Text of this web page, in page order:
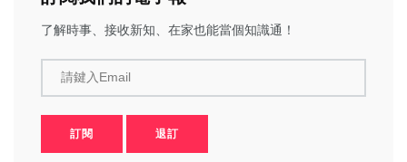
了解時事、接收新知、在家也能當個知識通！
請鍵入Email
訂閱 退訂